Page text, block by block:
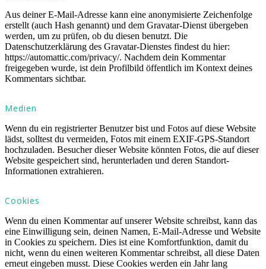
Aus deiner E-Mail-Adresse kann eine anonymisierte Zeichenfolge
erstellt (auch Hash genannt) und dem Gravatar-Dienst übergeben
werden, um zu prüfen, ob du diesen benutzt. Die
Datenschutzerklärung des Gravatar-Dienstes findest du hier:
https://automattic.com/privacy/. Nachdem dein Kommentar
freigegeben wurde, ist dein Profilbild öffentlich im Kontext deines
Kommentars sichtbar.
Medien
Wenn du ein registrierter Benutzer bist und Fotos auf diese Website
lädst, solltest du vermeiden, Fotos mit einem EXIF-GPS-Standort
hochzuladen. Besucher dieser Website könnten Fotos, die auf dieser
Website gespeichert sind, herunterladen und deren Standort-
Informationen extrahieren.
Cookies
Wenn du einen Kommentar auf unserer Website schreibst, kann das
eine Einwilligung sein, deinen Namen, E-Mail-Adresse und Website
in Cookies zu speichern. Dies ist eine Komfortfunktion, damit du
nicht, wenn du einen weiteren Kommentar schreibst, all diese Daten
erneut eingeben musst. Diese Cookies werden ein Jahr lang